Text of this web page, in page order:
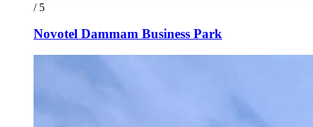
/ 5
Novotel Dammam Business Park